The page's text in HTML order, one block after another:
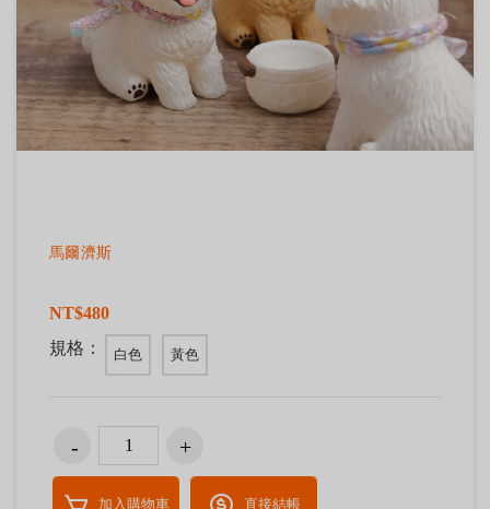
馬爾濟斯
NT$480
規格：
白色 黃色
加入購物車 直接結帳